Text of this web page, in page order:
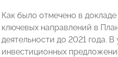
Как было отмечено в
ключевых направлений в
деятельности до 2021 года.
инвестиционных